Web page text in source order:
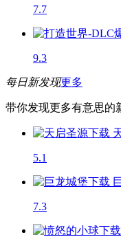
7.7
9.3
每日新发现更多
带你发现更多有意思的
5.1
7.3